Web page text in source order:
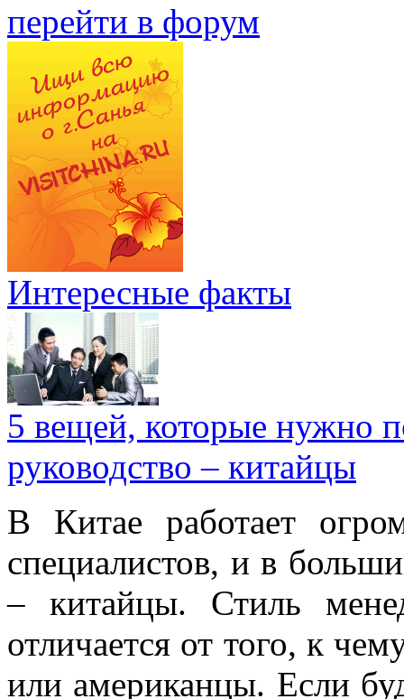
перейти в форум
Интересные факты
5 вещей, которые нужно
руководство – китайцы
В Китае работает
специалистов, и в
– китайцы. Стиль
отличается от того, к
или американцы. Если